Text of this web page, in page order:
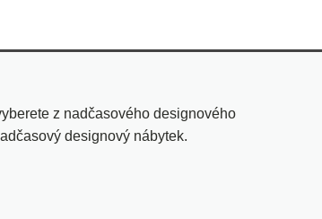
z nadčasového designového
designový nábytek.